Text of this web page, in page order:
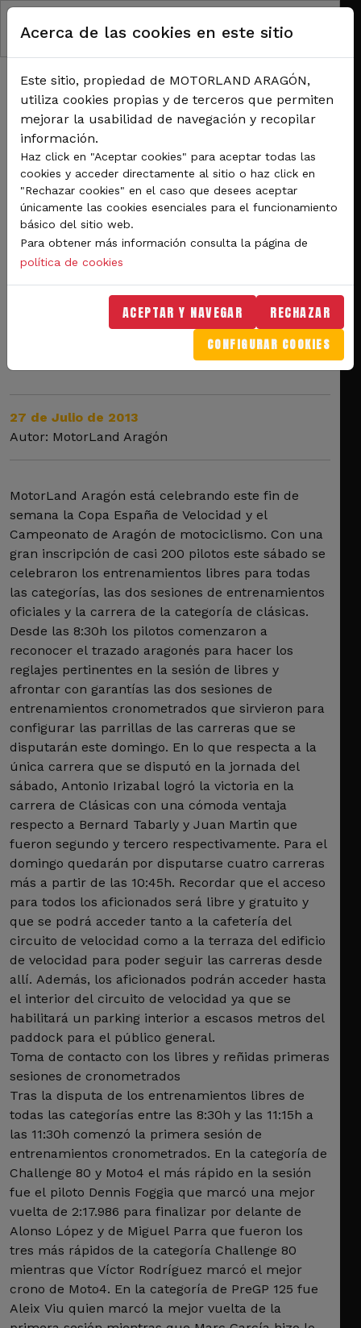
Pasar al contenido principal
RUTA DE NAVEGACIÓN
Inicio
Noticias
MotorLand Aragón
Comienza la Copa España
de Velocidad y aragonés
de motociclismo en
MotorLand Aragón
Este sábado se disputaron los
entrenamientos cronometrados y la
carrera de la categoría Clásicas en la que
Antonio Irizabal logró la victoria. Para la
jornada dominical quedarán por
disputarse cuatro carreras más.
27 de Julio de 2013
Autor: MotorLand Aragón
MotorLand Aragón está celebrando este fin de
semana la Copa España de Velocidad y el
Campeonato de Aragón de motociclismo. Con una
gran inscripción de casi 200 pilotos este sábado se
celebraron los entrenamientos libres para todas
las categorías, las dos sesiones de entrenamientos
oficiales y la carrera de la categoría de clásicas.
Desde las 8:30h los pilotos comenzaron a
reconocer el trazado aragonés para hacer los
reglajes pertinentes en la sesión de libres y
afrontar con garantías las dos sesiones de
entrenamientos cronometrados que sirvieron para
configurar las parrillas de las carreras que se
disputarán este domingo. En lo que respecta a la
única carrera que se disputó en la jornada del
sábado, Antonio Irizabal logró la victoria en la
carrera de Clásicas con una cómoda ventaja
respecto a Bernard Tabarly y Juan Martin que
fueron segundo y tercero respectivamente. Para el
domingo quedarán por disputarse cuatro carreras
más a partir de las 10:45h. Recordar que el acceso
para todos los aficionados será libre y gratuito y
que se podrá acceder tanto a la cafetería del
circuito de velocidad como a la terraza del edificio
de velocidad para poder seguir las carreras desde
allí. Además, los aficionados podrán acceder hasta
el interior del circuito de velocidad ya que se
habilitará un parking interior a escasos metros del
paddock para el público general.
Toma de contacto con los libres y reñidas primeras
sesiones de cronometrados
Tras la disputa de los entrenamientos libres de
todas las categorías entre las 8:30h y las 11:15h a
las 11:30h comenzó la primera sesión de
entrenamientos cronometrados. En la categoría de
Challenge 80 y Moto4 el más rápido en la sesión
fue el piloto Dennis Foggia que marcó una mejor
vuelta de 2:17.986 para finalizar por delante de
Alonso López y de Miguel Parra que fueron los
tres más rápidos de la categoría Challenge 80
mientras que Víctor Rodríguez marcó el mejor
crono de Moto4. En la categoría de PreGP 125 fue
Aleix Viu quien marcó la mejor vuelta de la
Acerca de las cookies en este sitio
Este sitio, propiedad de MOTORLAND ARAGÓN,
utiliza cookies propias y de terceros que permiten
mejorar la usabilidad de navegación y recopilar
información.
Haz click en "Aceptar cookies" para aceptar todas las
cookies y acceder directamente al sitio o haz click en
"Rechazar cookies" en el caso que desees aceptar
únicamente las cookies esenciales para el funcionamiento
básico del sitio web.
Para obtener más información consulta la página de
política de cookies
ACEPTAR Y NAVEGAR RECHAZAR
CONFIGURAR COOKIES